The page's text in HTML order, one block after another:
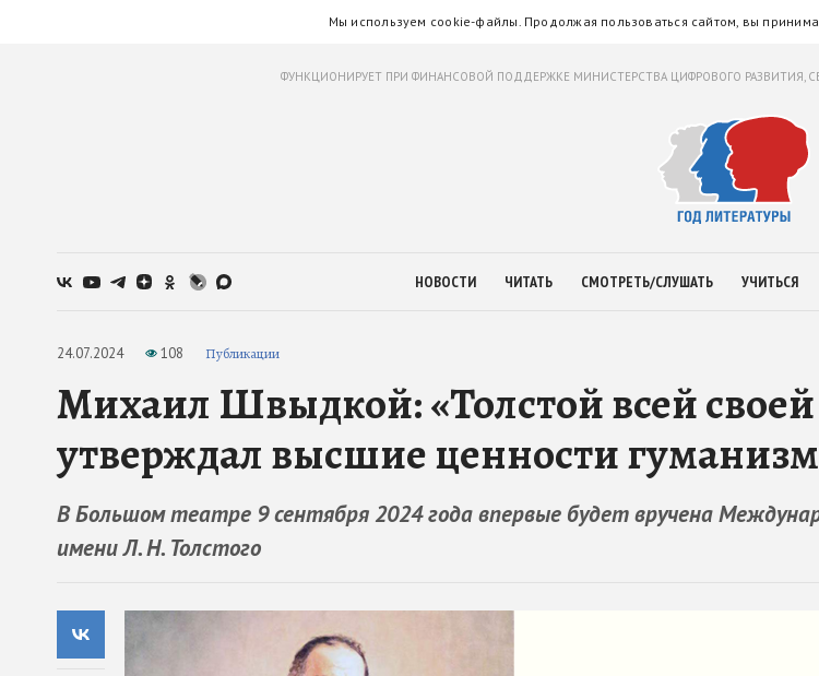
Мы используем cookie-файлы. Продолжая пользоваться сайтом, вы
ФУНКЦИОНИРУЕТ ПРИ ФИНАНСОВОЙ ПОДДЕРЖКЕ МИНИСТЕРСТВА ЦИФРОВОГО
НОВОСТИ ЧИТАТЬ СМОТРЕТЬ/СЛУШАТЬ УЧИТЬСЯ
24.07.2024 108 Публикации
Михаил Швыдкой: «Толстой всей
утверждал высшие ценности
В Большом театре 9 сентября 2024 года впервые будет вручена
имени Л. Н. Толстого